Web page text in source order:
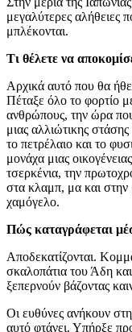
μεγαλύτερες αλήθειες
μπλέκονται.
Τι θέλετε να
Αρχικά αυτό που θα
Πέταξε όλο το φορτίο
ανθρώπους, την ώρα που
μιας αλλιώτικης
το πετρέλαιο και το
μονάχα μιας
τσερκένια, την
στα κλαμπ, μα και στην
χαμόγελο.
Πώς καταγράφεται
Αποδεκατίζονται.
σκαλοπάτια του Άδη
ξεπερνούν βάζοντας
Οι ευθύνες ανήκουν
αυτό φτάνει. Υπήρξε